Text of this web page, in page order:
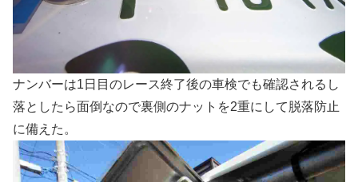
ナンバーは1日目のレース終了後の車検でも確認されるし
落としたら面倒なので裏側のナットを2重にして脱落防止
に備えた。